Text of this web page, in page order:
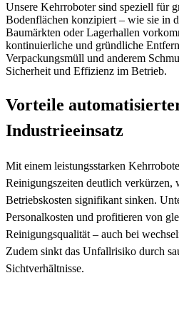
Unsere Kehrroboter sind speziell für
Bodenflächen konzipiert – wie sie in
Baumärkten oder Lagerhallen
kontinuierliche und gründliche
Verpackungsmüll und anderem
Sicherheit und Effizienz im Betrieb.
Vorteile
Industrieeinsatz
Mit einem leistungsstarken
Reinigungszeiten deutlich verkürzen,
Betriebskosten signifikant sinken.
Personalkosten und profitieren von
Reinigungsqualität – auch bei
Zudem sinkt das Unfallrisiko durch
Sichtverhältnisse.